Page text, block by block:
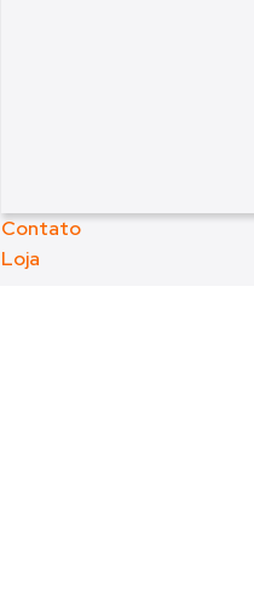
Contato
Loja